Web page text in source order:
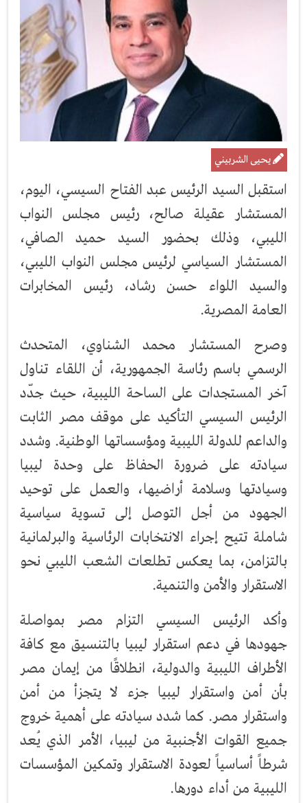
يحيى الشربيني
استقبل السيد الرئيس عبد الفتاح السيسي، اليوم،
المستشار عقيلة صالح، رئيس مجلس النواب
الليبي، وذلك بحضور السيد حميد الصافي،
المستشار السياسي لرئيس مجلس النواب الليبي،
والسيد اللواء حسن رشاد، رئيس المخابرات
العامة المصرية.
وصرح المستشار محمد الشناوي، المتحدث
الرسمي باسم رئاسة الجمهورية، أن اللقاء تناول
آخر المستجدات على الساحة الليبية، حيث جدّد
الرئيس السيسي التأكيد على موقف مصر الثابت
والداعم للدولة الليبية ومؤسساتها الوطنية. وشدد
سيادته على ضرورة الحفاظ على وحدة ليبيا
وسيادتها وسلامة أراضيها، والعمل على توحيد
الجهود من أجل التوصل إلى تسوية سياسية
شاملة تتيح إجراء الانتخابات الرئاسية والبرلمانية
بالتزامن، بما يعكس تطلعات الشعب الليبي نحو
الاستقرار والأمن والتنمية.
وأكد الرئيس السيسي التزام مصر بمواصلة
جهودها في دعم استقرار ليبيا بالتنسيق مع كافة
الأطراف الليبية والدولية، انطلاقًا من إيمان مصر
بأن أمن واستقرار ليبيا جزء لا يتجزأ من أمن
واستقرار مصر. كما شدد سيادته على أهمية خروج
جميع القوات الأجنبية من ليبيا، الأمر الذي يُعد
شرطاً أساسياً لعودة الاستقرار وتمكين المؤسسات
الليبية من أداء دورها.